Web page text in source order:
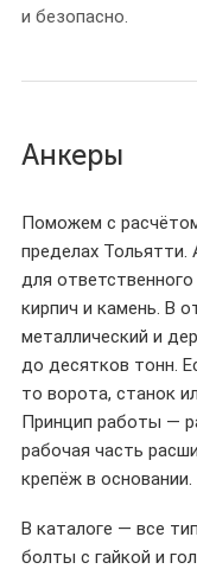
и безопасно.
Анкеры
Поможем с
пределах
для
кирпич и камень. В
металлический и
до десятков тонн.
то ворота, станок
Принцип работы —
рабочая часть
крепёж в основании.
В каталоге — все
болты с гайкой и